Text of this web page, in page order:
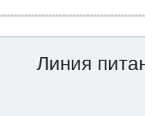
Линия